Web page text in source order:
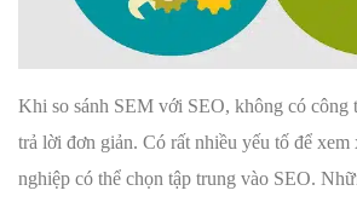
Khi so sánh SEM với SEO, không có công
trả lời đơn giản. Có rất nhiều yếu tố để xem
nghiệp có thể chọn tập trung vào SEO.